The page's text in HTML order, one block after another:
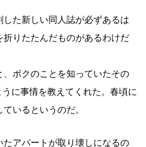
た新しい同人誌が必ずあるは
りたたんだものがあるわけだ
ボクのことを知っていたその
に事情を教えてくれた。春頃に
いるというのだ。
アパートが取り壊しになるの